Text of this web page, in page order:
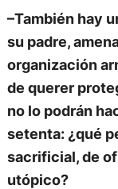
–También hay
su padre,
organización
de querer
no lo podrán
setenta: ¿qué
sacrificial, de
utópico?